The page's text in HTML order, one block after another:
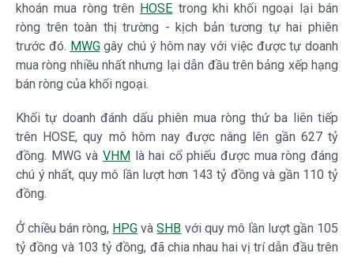
khoán mua ròng trên HOSE trong khi khối ngoại lại bán
ròng trên toàn thị trường - kịch bản tương tự hai phiên
trước đó. MWGgây chú ý hôm nay với việc được tự doanh
mua ròng nhiều nhất nhưng lại dẫn đầu trên bảng xếp hạng
bán ròng của khối ngoại.
Khối tự doanh đánh dấu phiên mua ròng thứ ba liên tiếp
trên HOSE, quy mô hôm nay được nâng lên gần 627 tỷ
đồng. MWG và VHM
là hai cổ phiếu được mua ròng đáng
chú ý nhất, quy mô lần lượt hơn 143 tỷ đồng và gần 110 tỷ
đồng.
Ở chiều bán ròng, HPG vàSHB với quy mô lần lượt gần 105
tỷ đồng và 103 tỷ đồng, đã chia nhau hai vị trí dẫn đầu trên